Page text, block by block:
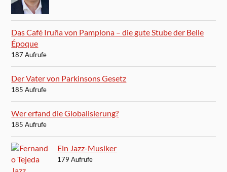
Das Café Iruña von Pamplona – die gute Stube der Belle
Époque
187 Aufrufe
Der Vater von Parkinsons Gesetz
185 Aufrufe
Wer erfand die Globalisierung?
185 Aufrufe
Ein Jazz-Musiker
179 Aufrufe